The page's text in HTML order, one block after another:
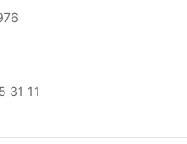
31 11